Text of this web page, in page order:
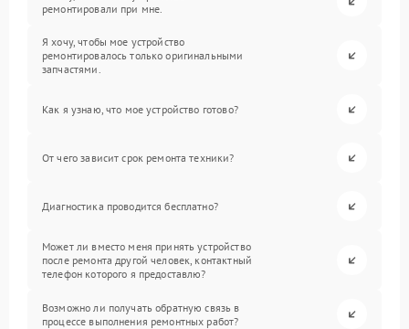
ремонтировали при мне.
Я хочу, чтобы мое устройство
ремонтировалось только оригинальными
запчастями.
Как я узнаю, что мое устройство готово?
От чего зависит срок ремонта техники?
Диагностика проводится бесплатно?
Может ли вместо меня принять устройство
после ремонта другой человек, контактный
телефон которого я предоставлю?
Возможно ли получать обратную связь в
процессе выполнения ремонтных работ?